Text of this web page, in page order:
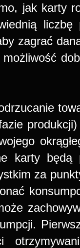
jak karty
zagrać
karty będą
za